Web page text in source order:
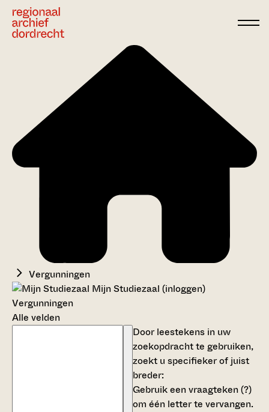
Vergunningen
Mijn Studiezaal (inloggen)
Vergunningen
Alle velden
Door leestekens in uw
zoekopdracht te gebruiken,
zoekt u specifieker of juist
breder:
Gebruik eenvraagteken (?)
om één letter te vervangen.